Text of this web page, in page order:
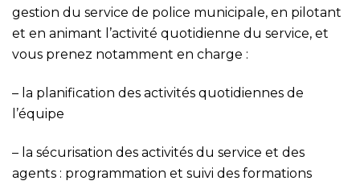
gestion du service de police municipale, en pilotant
et en animant l’activité quotidienne du service, et
vous prenez notamment en charge :
– la planification des activités quotidiennes de
l’équipe
– la sécurisation des activités du service et des
agents : programmation et suivi des formations